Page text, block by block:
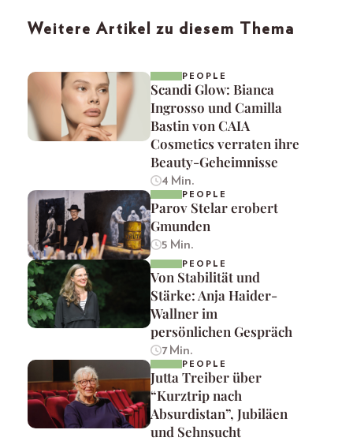
Weitere Artikel zu diesem Thema
PEOPLE
Scandi Glow: Bianca
Ingrosso und Camilla
Bastin von CAIA
Cosmetics verraten ihre
Beauty-Geheimnisse
4 Min.
PEOPLE
Parov Stelar erobert
Gmunden
5 Min.
PEOPLE
Von Stabilität und
Stärke: Anja Haider-
Wallner im
persönlichen Gespräch
7 Min.
PEOPLE
Jutta Treiber über
“Kurztrip nach
Absurdistan”, Jubiläen
und Sehnsucht